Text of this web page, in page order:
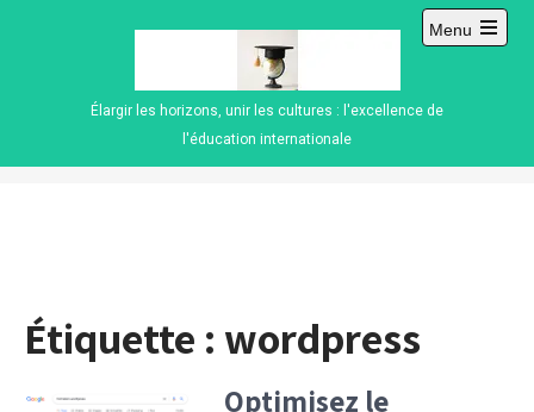
Élargir les horizons, unir les cultures : l'excellence de
l'éducation internationale
Menu
Open
Étiquette : wordpress
Optimisez le